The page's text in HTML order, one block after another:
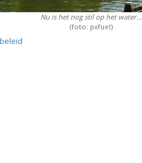
Nu is het nog stil op het water…
(foto: pxfuel)